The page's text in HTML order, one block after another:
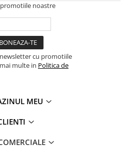
noastre
cu promotiile
multe in Politica de
MEU